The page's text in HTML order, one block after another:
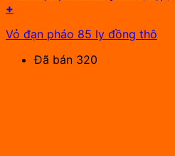
+
Vỏ đạn pháo 85 ly đồng thô
Đã bán 320